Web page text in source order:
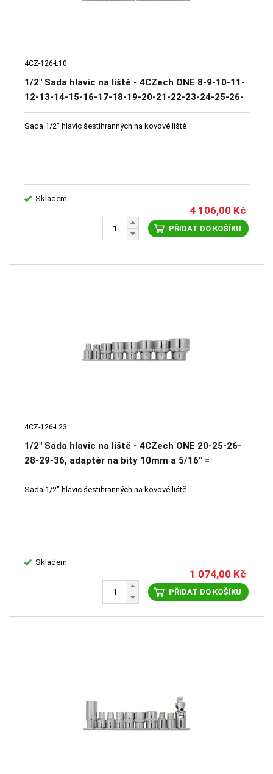
4CZ-126-L10
1/2" Sada hlavic na liště - 4CZech ONE 8-9-10-11-
12-13-14-15-16-17-18-19-20-21-22-23-24-25-26-
27-28-29-30-32-34, 36, adaptér na bity 10mm a
5/16",redukce na 3/8
Sada 1/2" hlavic šestihranných na kovové liště
Skladem
4 106,00 Kč
PŘIDAT DO KOŠÍKU
4CZ-126-L23
1/2" Sada hlavic na liště - 4CZech ONE 20-25-26-
28-29-36, adaptér na bity 10mm a 5/16" =
rozšíření pro 4CZ-126-23
Sada 1/2" hlavic šestihranných na kovové liště
Skladem
1 074,00 Kč
PŘIDAT DO KOŠÍKU